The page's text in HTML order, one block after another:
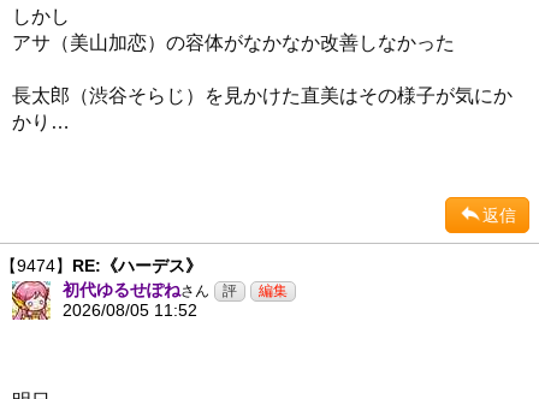
しかし
アサ（美山加恋）の容体がなかなか改善しなかった
長太郎（渋谷そらじ）を見かけた直美はその様子が気にか
かり…
返信
【9474】 RE:《ハーデス》
初代ゆるせぽねさん
2026/08/05 11:52